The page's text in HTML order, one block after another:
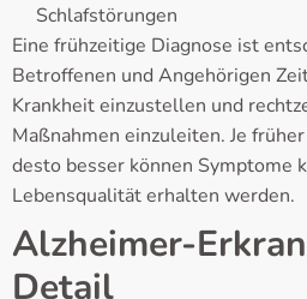
Schlafstörungen
Eine frühzeitige Diagnose ist
Betroffenen und Angehörigen
Krankheit einzustellen und
Maßnahmen einzuleiten. Je
desto besser können Symptome
Lebensqualität erhalten werden.
Alzheimer-
Detail